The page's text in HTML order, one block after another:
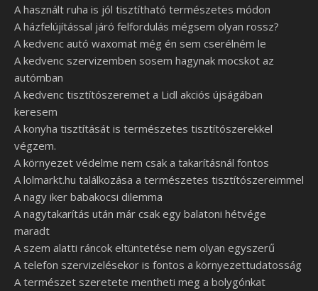
A használt ruha is jól tisztítható természetes módon
A házfelújítással járó felfordulás mégsem olyan rossz?
A kedvenc autó waxomat még én sem cserélném le
A kedvenc szervizemben sosem hagynak mocskot az
autómban
A kedvenc tisztítószeremet a Lidl akciós újságában
keresem
A konyha tisztítását is természetes tisztítószerekkel
végzem.
A környezet védelme nem csak a takarításnál fontos
A lolmarkt.hu találkozása a természetes tisztítószereimmel
A nagy iker babakocsi dilemma
A nagytakarítás után már csak egy balatoni hétvége
maradt
A szem alatti ráncok eltüntetése nem olyan egyszerű
A telefon szervizelésekor is fontos a környezettudatosság
A természet szeretete mentheti meg a bolygónkat